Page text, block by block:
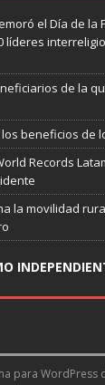
el Día de la
líderes
de la
beneficios de
Records
la movilidad
para WordPress